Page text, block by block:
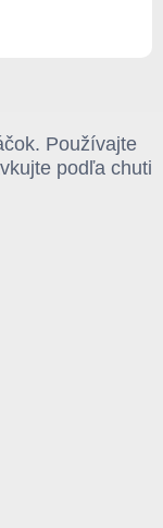
Používajte
podľa chuti